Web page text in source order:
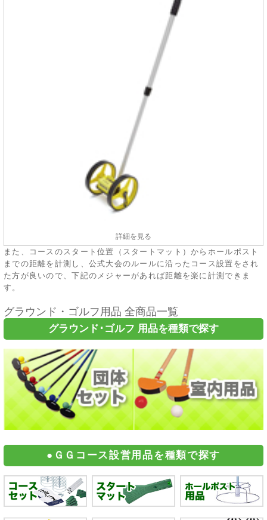
詳細を見る
また、コースのスタート位置（スタートマット）からホールポスト
までの距離を計測し、公式大会のルールに沿ったコース設置をされ
た方が良いので、下記のメジャーがあれば距離を楽に計測できま
す。
グラウンド・ゴルフ用品 全商品一覧
グラウンド･ゴルフ 用品を種類で探す
●ＧＧコース設営用品を種類で探す